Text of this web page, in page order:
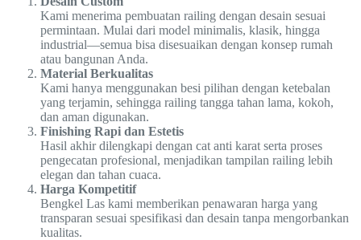
Kami menerima pembuatan railing dengan desain sesuai
permintaan. Mulai dari model minimalis, klasik, hingga
industrial—semua bisa disesuaikan dengan konsep rumah
atau bangunan Anda.
Material Berkualitas
Kami hanya menggunakan besi pilihan dengan ketebalan
yang terjamin, sehingga railing tangga tahan lama, kokoh,
dan aman digunakan.
Finishing Rapi dan Estetis
Hasil akhir dilengkapi dengan cat anti karat serta proses
pengecatan profesional, menjadikan tampilan railing lebih
elegan dan tahan cuaca.
Harga Kompetitif
Bengkel Las kami memberikan penawaran harga yang
transparan sesuai spesifikasi dan desain tanpa mengorbankan
kualitas.